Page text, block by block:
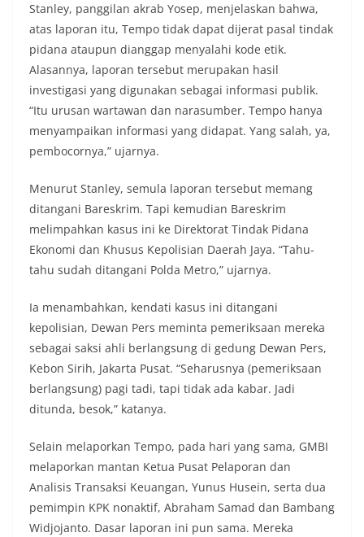
Stanley, panggilan akrab Yosep, menjelaskan bahwa,
atas laporan itu, Tempo tidak dapat dijerat pasal tindak
pidana ataupun dianggap menyalahi kode etik.
Alasannya, laporan tersebut merupakan hasil
investigasi yang digunakan sebagai informasi publik.
“Itu urusan wartawan dan narasumber. Tempo hanya
menyampaikan informasi yang didapat. Yang salah, ya,
pembocornya,” ujarnya.
Menurut Stanley, semula laporan tersebut memang
ditangani Bareskrim. Tapi kemudian Bareskrim
melimpahkan kasus ini ke Direktorat Tindak Pidana
Ekonomi dan Khusus Kepolisian Daerah Jaya. “Tahu-
tahu sudah ditangani Polda Metro,” ujarnya.
Ia menambahkan, kendati kasus ini ditangani
kepolisian, Dewan Pers meminta pemeriksaan mereka
sebagai saksi ahli berlangsung di gedung Dewan Pers,
Kebon Sirih, Jakarta Pusat. “Seharusnya (pemeriksaan
berlangsung) pagi tadi, tapi tidak ada kabar. Jadi
ditunda, besok,” katanya.
Selain melaporkan Tempo, pada hari yang sama, GMBI
melaporkan mantan Ketua Pusat Pelaporan dan
Analisis Transaksi Keuangan, Yunus Husein, serta dua
pemimpin KPK nonaktif, Abraham Samad dan Bambang
Widjojanto. Dasar laporan ini pun sama. Mereka